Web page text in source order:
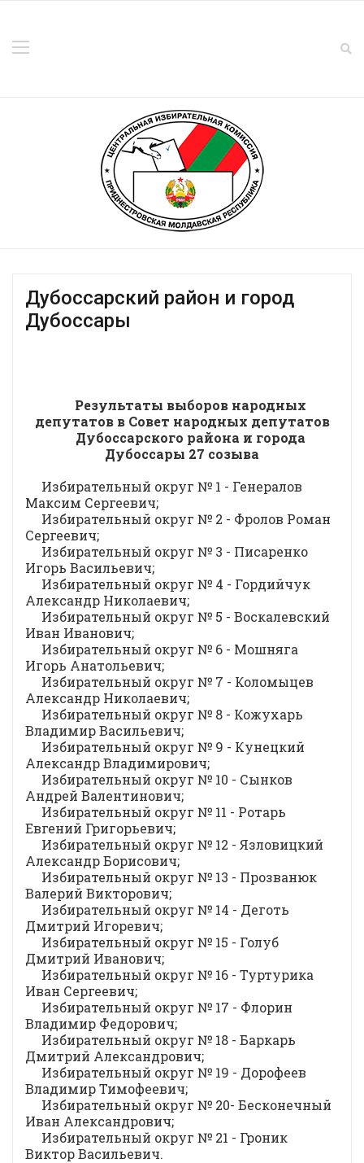
Дубоссарский район и город
Дубоссары
Результаты выборов народных
депутатов в Совет народных депутатов
Дубоссарского района и города
Дубоссары 27 созыва
Избирательный округ № 1 - Генералов
Максим Сергеевич;
Избирательный округ № 2 - Фролов Роман
Сергеевич;
Избирательный округ № 3 - Писаренко
Игорь Васильевич;
Избирательный округ № 4 - Гордийчук
Александр Николаевич;
Избирательный округ № 5 - Воскалевский
Иван Иванович;
Избирательный округ № 6 - Мошняга
Игорь Анатольевич;
Избирательный округ № 7 - Коломыцев
Александр Николаевич;
Избирательный округ № 8 - Кожухарь
Владимир Васильевич;
Избирательный округ № 9 - Кунецкий
Александр Владимирович;
Избирательный округ № 10 - Сынков
Андрей Валентинович;
Избирательный округ № 11 - Ротарь
Евгений Григорьевич;
Избирательный округ № 12 - Язловицкий
Александр Борисович;
Избирательный округ № 13 - Прозванюк
Валерий Викторович;
Избирательный округ № 14 - Деготь
Дмитрий Игоревич;
Избирательный округ № 15 - Голуб
Дмитрий Иванович;
Избирательный округ № 16 - Туртурика
Иван Сергеевич;
Избирательный округ № 17 - Флорин
Владимир Федорович;
Избирательный округ № 18 - Баркарь
Дмитрий Александрович;
Избирательный округ № 19 - Дорофеев
Владимир Тимофеевич;
Избирательный округ № 20- Бесконечный
Иван Александрович;
Избирательный округ № 21 - Гроник
Виктор Васильевич.